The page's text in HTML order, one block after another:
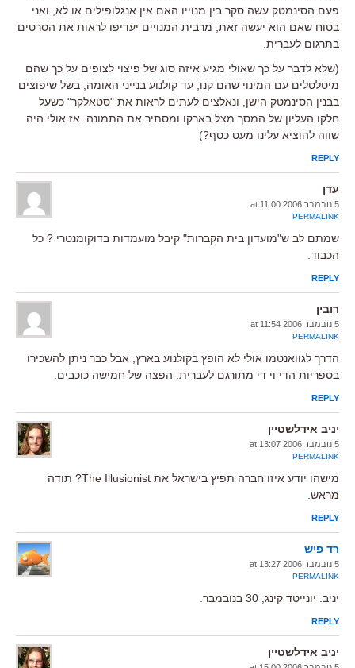
פעם הסינמטק עשה סקר בין מנוייו האם אין אנגלופילים או לא, ואני
בטוח שאם הוא יעשה זאת, מרבית המנויים יעדיפו לראות את הסרטים
בתרגום לעברית.
(שלא לדבר על כך שאולי מגיע איזה סוג של פיצוי לצופים על כך שהם
מיטלטלים עם המינוי שהם קנו, עד קולנוע בנייני האומה, בשל שיפוצים
בבנין הסינמטק הישן, ונאלצים לעתים לראות את "סטאלקר" כשעל
חלקו העליון של המסך מצל בארקו ומסתיר את התמונה. אז אולי היה
שווה להוציא עלינו מעט כסף?)
REPLY
עדן
5 נובמבר 2006 at 11:00
PERMALINK
שמתם לב ש"מועדון בית הקברות" קיבל מועמדות בדוקומנטרי ? כל
הכבוד.
REPLY
רובין
5 נובמבר 2006 at 11:54
PERMALINK
הדרך לגוואנטמו אולי לא הופץ בקולנוע בארץ, אבל כבר ניתן להשכירו
בספריות הדי וי די מתורגם לעברית. הפצה של חמישה כוכבים.
REPLY
יניב אידלשטיין
5 נובמבר 2006 at 13:07
PERMALINK
מישהו יודע איזו חברה תפיץ בישראל את The Illusionist? תודה
מראש.
REPLY
רד פיש
5 נובמבר 2006 at 13:27
PERMALINK
יניב: יונייטד קינג, 30 בנובמבר.
REPLY
יניב אידלשטיין